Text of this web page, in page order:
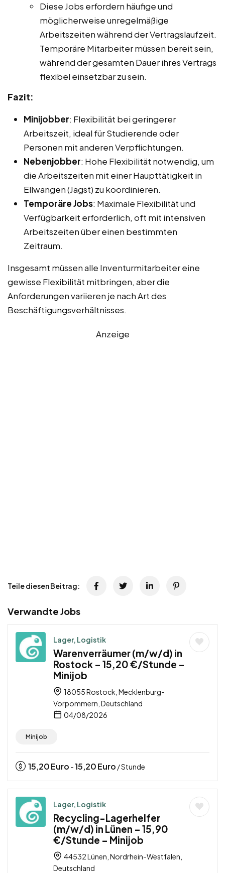
Diese Jobs erfordern häufige und
möglicherweise unregelmäßige
Arbeitszeiten während der Vertragslaufzeit.
Temporäre Mitarbeiter müssen bereit sein,
während der gesamten Dauer ihres Vertrags
flexibel einsetzbar zu sein.
Fazit:
Minijobber: Flexibilität bei geringerer
Arbeitszeit, ideal für Studierende oder
Personen mit anderen Verpflichtungen.
Nebenjobber: Hohe Flexibilität notwendig, um
die Arbeitszeiten mit einer Haupttätigkeit in
Ellwangen (Jagst) zu koordinieren.
Temporäre Jobs: Maximale Flexibilität und
Verfügbarkeit erforderlich, oft mit intensiven
Arbeitszeiten über einen bestimmten
Zeitraum.
Insgesamt müssen alle Inventurmitarbeiter eine
gewisse Flexibilität mitbringen, aber die
Anforderungen variieren je nach Art des
Beschäftigungsverhältnisses.
Anzeige
Teile diesen Beitrag:
Verwandte Jobs
Lager, Logistik
Warenverräumer (m/w/d) in
Rostock – 15,20 €/Stunde –
Minijob
18055 Rostock, Mecklenburg-
Vorpommern, Deutschland
04/08/2026
Minijob
15,20Euro -15,20Euro / Stunde
Lager, Logistik
Recycling-Lagerhelfer
(m/w/d) in Lünen – 15,90
€/Stunde – Minijob
44532 Lünen, Nordrhein-Westfalen,
Deutschland